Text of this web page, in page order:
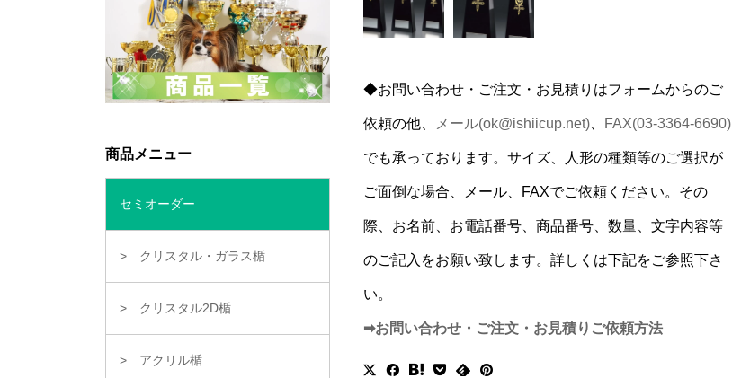
◆お問い合わせ・ご注文・お見積りはフォームからのご
依頼の他、 メール(ok@ishiicup.net) FAX(03-3364-6690)
でも承っております。サイズ、人形の種類等のご選択が
ご面倒な場合、メール、FAXでご依頼ください。その
際、お名前、お電話番号、商品番号、数量、文字内容等
のご記入をお願い致します。詳しくは下記をご参照下さ
い。
➡お問い合わせ・ご注文・お見積りご依頼方法
商品メニュー
セミオーダー
クリスタル・ガラス楯
クリスタル2D楯
アクリル楯